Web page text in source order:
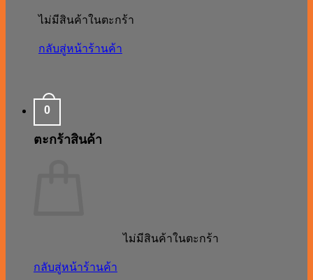
ไม่มีสินค้าในตะกร้า
กลับสู่หน้าร้านค้า
0
ตะกร้าสินค้า
ไม่มีสินค้าในตะกร้า
กลับสู่หน้าร้านค้า